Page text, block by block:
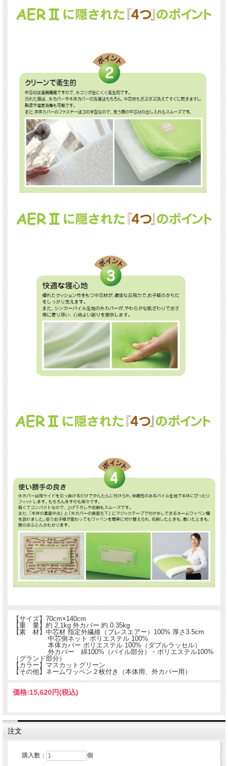
【サイズ】70cm×140cm
【重 量】約 2,1kg 外カバー 約 0.35kg
【素 材】中芯材 指定外繊維（ブレスエアー）100% 厚さ3.5cm
中芯側ネット ポリエステル 100%
本体カバー ポリエステル 100%（ダブルラッセル）
外カバー 綿100%（パイル部分）・ポリエステル100%
（グランド部分）
【カラー】マスカットグリーン
【その他】ネームワッペン２枚付き（本体用、外カバー用）
価格:15,620円(税込)
注文
購入数： 個